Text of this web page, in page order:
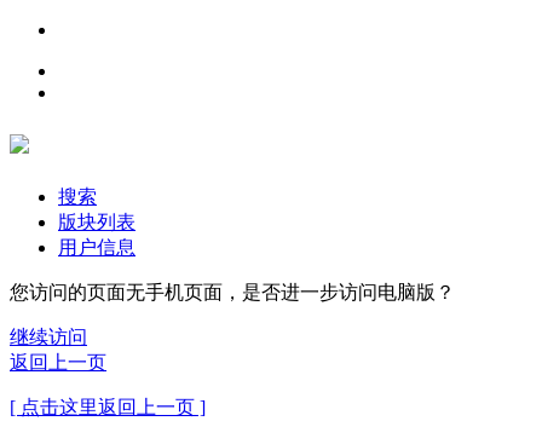
搜索
版块列表
用户信息
您访问的页面无手机页面，是否进一步访问电脑版？
继续访问
返回上一页
[ 点击这里返回上一页 ]